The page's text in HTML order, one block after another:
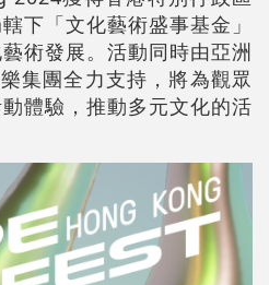
下「文化藝術盛事基金」
術發展。活動同時由亞洲
集團全力支持，將為觀眾
體驗，推動多元文化的活